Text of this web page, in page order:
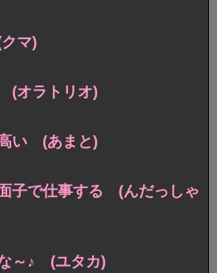
マ)
(オラトリオ)
い (あまと)
子で仕事する (んだっしゃ
～♪ (ユタカ)